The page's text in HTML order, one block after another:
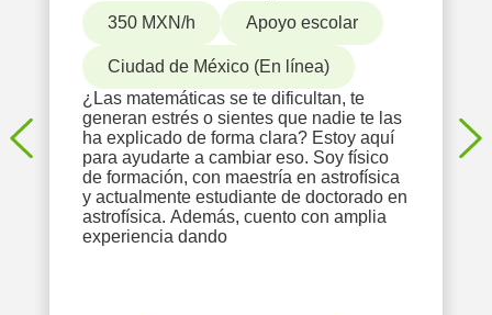
los niveles. UNAM
350 MXN/h Apoyo escolar
Ciudad de México (En línea)
¿Las matemáticas se te dificultan, te
generan estrés o sientes que nadie te las
ha explicado de forma clara? Estoy aquí
para ayudarte a cambiar eso. Soy físico
de formación, con maestría en astrofísica
y actualmente estudiante de doctorado en
astrofísica. Además, cuento con amplia
experiencia dando